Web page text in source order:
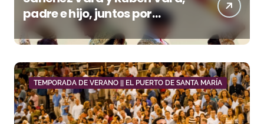
padre e hijo, juntos por
primera vez en su pueblo
TEMPORADA DE VERANO || EL PUERTO DE SANTA MARÍA